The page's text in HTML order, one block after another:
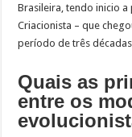
Brasileira, tendo inicio
Criacionista – que
período de três
Quais as
entre os